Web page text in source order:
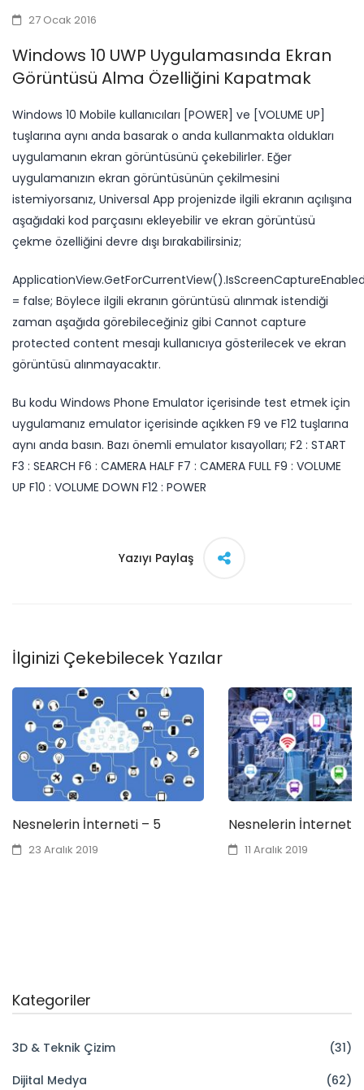
27 Ocak 2016
Windows 10 UWP Uygulamasında Ekran
Görüntüsü Alma Özelliğini Kapatmak
Windows 10 Mobile kullanıcıları [POWER] ve [VOLUME UP]
tuşlarına aynı anda basarak o anda kullanmakta oldukları
uygulamanın ekran görüntüsünü çekebilirler. Eğer
uygulamanızın ekran görüntüsünün çekilmesini
istemiyorsanız, Universal App projenizde ilgili ekranın açılışına
aşağıdaki kod parçasını ekleyebilir ve ekran görüntüsü
çekme özelliğini devre dışı bırakabilirsiniz;
= false; Böylece ilgili ekranın görüntüsü alınmak istendiği
zaman aşağıda görebileceğiniz gibi Cannot capture
protected content mesajı kullanıcıya gösterilecek ve ekran
görüntüsü alınmayacaktır.
Bu kodu ​Windows Phone Emulator içerisinde test etmek için
uygulamanız emulator içerisinde açıkken F9 ve F12 tuşlarına
aynı anda basın. Bazı önemli emulator kısayolları; F2 : START
F3 : SEARCH F6 : CAMERA HALF F7 : CAMERA FULL F9 : VOLUME
UP F10 : VOLUME DOWN F12 : POWER
Yazıyı Paylaş
İlginizi Çekebilecek Yazılar
Nesnelerin İnterneti – 5
23 Aralık 2019
Nesnelerin İnterneti
11 Aralık 2019
Kategoriler
3D & Teknik Çizim
(31)
Dijital Medya
(62)